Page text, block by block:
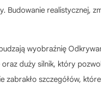
Budowanie realistycznej,
wyobraźnię
oraz duży silnik, który
szczegółów,